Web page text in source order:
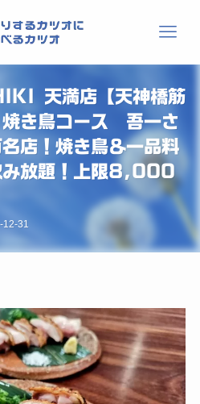
天満店【天神橋筋
焼き鳥コース 吾一さ
店！焼き鳥＆一品料
み放題！上限8,000
12-31